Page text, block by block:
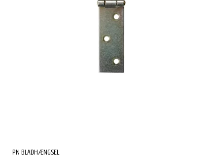
PN BLADHÆNGSEL